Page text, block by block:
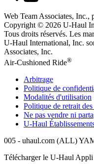
Web Team Associates, Inc.,
Copyright © 2026 U-Haul
Tous droits réservés. Les
U-Haul International, Inc.
Associates, Inc.
Air-Cushioned Ride®
Arbitrage
Politique de
Modalités d'utilisation
Politique de retrait
Ne pas vendre ni
U-Haul
005 - uhaul.com (ALL)
Télécharger le U-HaulAppli